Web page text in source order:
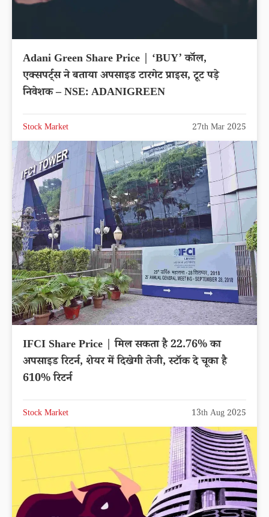
Adani Green Share Price | ‘BUY’ कॉल,
एक्सपर्ट्स ने बताया अपसाइड टारगेट प्राइस, टूट पड़े
निवेशक – NSE: ADANIGREEN
Stock Market 27th Mar 2025
IFCI Share Price | मिल सकता है 22.76% का
अपसाइड रिटर्न, शेयर में दिखेगी तेजी, स्टॉक दे चूका है
610% रिटर्न
Stock Market 13th Aug 2025